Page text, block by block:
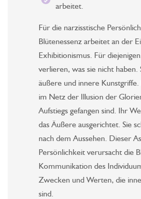
arbeitet.
Für die narzisstische
Blütenessenz arbeitet an der
Exhibitionismus. Für
verlieren, was sie nicht haben.
äußere und innere Kunstgriffe.
im Netz der Illusion der
Aufstiegs gefangen sind. Ihr
das Äußere ausgerichtet. Sie
nach dem Aussehen. Dieser
Persönlichkeit verursacht die
Kommunikation des
Zwecken und Werten, die
sind.